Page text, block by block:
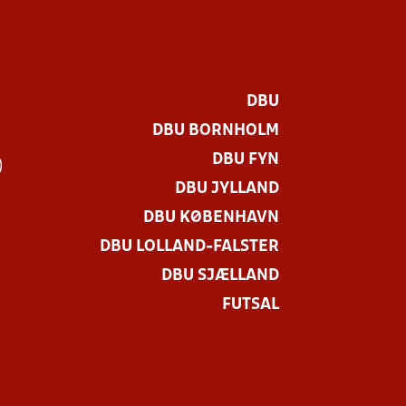
DBU
DBU BORNHOLM
DBU FYN
DBU JYLLAND
DBU KØBENHAVN
DBU LOLLAND-FALSTER
DBU SJÆLLAND
FUTSAL